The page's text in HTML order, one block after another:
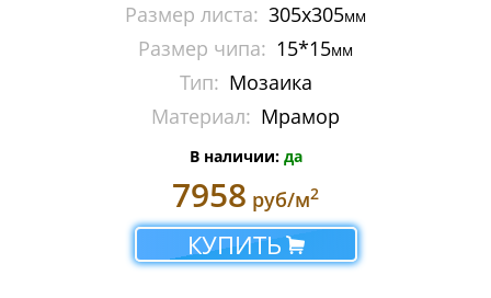
Мозаика NSmosaic
Мозаика Orro Mosaic
Мозаика Rose Mosaic
Мозаика Sekitei
Мозаика Starmosaic
Размер листа: 305x305мм
Размер чипа: 15*15мм
Тип: Мозаика
Материал: Мрамор
В наличии: да
7958 руб/м2
КУПИТЬ